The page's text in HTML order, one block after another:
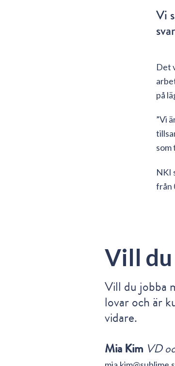
Vi
Det
på
”Vi
som
NKI
från
Vill du
Vill du jobba
lovar och är
vidare.
Mia Kim VD